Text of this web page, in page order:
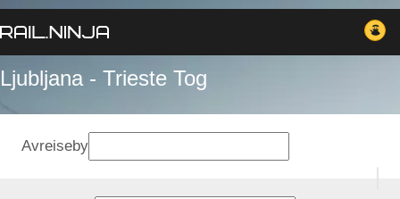
Ljubljana - Trieste Tog
Avreiseby